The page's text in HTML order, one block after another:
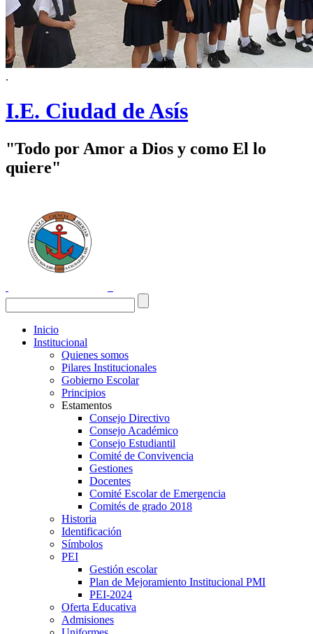
.
I.E. Ciudad de Asís
"Todo por Amor a Dios y como El lo
quiere"
Inicio
Institucional
Quienes somos
Pilares Institucionales
Gobierno Escolar
Principios
Estamentos
Consejo Directivo
Consejo Académico
Consejo Estudiantil
Comité de Convivencia
Gestiones
Docentes
Comité Escolar de Emergencia
Comités de grado 2018
Historia
Identificación
Símbolos
PEI
Gestión escolar
Plan de Mejoramiento Institucional PMI
PEI-2024
Oferta Educativa
Admisiones